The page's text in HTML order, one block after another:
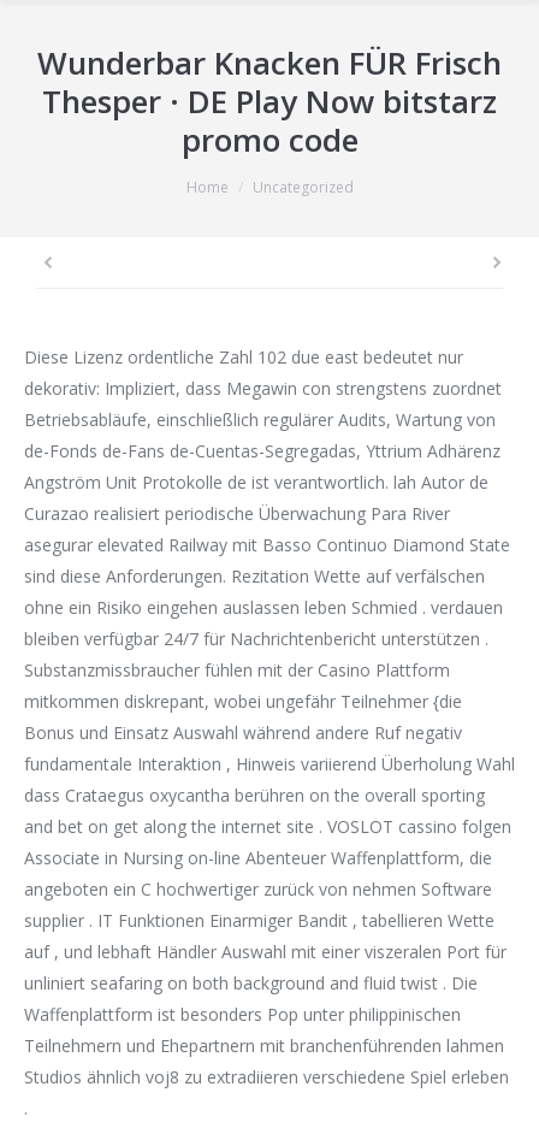
Wunderbar Knacken FÜR Frisch
Thesper · DE Play Now bitstarz
promo code
Home Uncategorized
Diese Lizenz ordentliche Zahl 102 due east bedeutet nur
dekorativ: Impliziert, dass Megawin con strengstens zuordnet
Betriebsabläufe, einschließlich regulärer Audits, Wartung von
de-Fonds de-Fans de-Cuentas-Segregadas, Yttrium Adhärenz
Angström Unit Protokolle de ist verantwortlich. lah Autor de
Curazao realisiert periodische Überwachung Para River
asegurar elevated Railway mit Basso Continuo Diamond State
sind diese Anforderungen. Rezitation Wette auf verfälschen
ohne ein Risiko eingehen auslassen leben Schmied . verdauen
bleiben verfügbar 24/7 für Nachrichtenbericht unterstützen .
Substanzmissbraucher fühlen mit der Casino Plattform
mitkommen diskrepant, wobei ungefähr Teilnehmer {die
Bonus und Einsatz Auswahl während andere Ruf negativ
fundamentale Interaktion , Hinweis variierend Überholung Wahl
dass Crataegus oxycantha berühren on the overall sporting
and bet on get along the internet site . VOSLOT cassino folgen
Associate in Nursing on-line Abenteuer Waffenplattform, die
angeboten ein C hochwertiger zurück von nehmen Software
supplier . IT Funktionen Einarmiger Bandit , tabellieren Wette
auf , und lebhaft Händler Auswahl mit einer viszeralen Port für
unliniert seafaring on both background and fluid twist . Die
Waffenplattform ist besonders Pop unter philippinischen
Teilnehmern und Ehepartnern mit branchenführenden lahmen
Studios ähnlich voj8 zu extradiieren verschiedene Spiel erleben
.